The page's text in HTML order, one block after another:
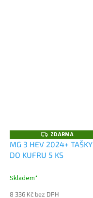
Z
D
A
R
ZDARMA
MG 3 HEV 2024+ TAŠKY
DO KUFRU 5 KS
Skladem*
8 336 Kč bez DPH